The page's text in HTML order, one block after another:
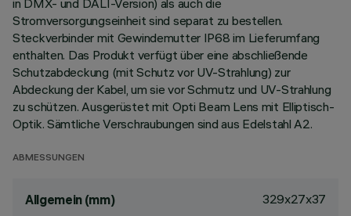
in DMX- und DALI-Version) als auch die
Stromversorgungseinheit sind separat zu bestellen.
Steckverbinder mit Gewindemutter IP68 im Lieferumfang
enthalten. Das Produkt verfügt über eine abschließende
Schutzabdeckung (mit Schutz vor UV-Strahlung) zur
Abdeckung der Kabel, um sie vor Schmutz und UV-Strahlung
zu schützen. Ausgerüstet mit Opti Beam Lens mit Elliptisch-
Optik. Sämtliche Verschraubungen sind aus Edelstahl A2.
ABMESSUNGEN
Allgemein (mm) 329x27x37